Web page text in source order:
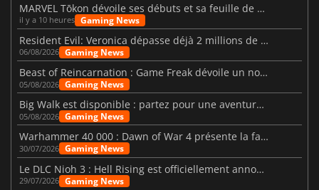
MARVEL Tōkon dévoile ses débuts et sa feuille de route
il y a 10 heures Gaming News
Resident Evil: Veronica dépasse déjà 2 millions de wishlists
06/08/2026 Gaming News
Beast of Reincarnation : Game Freak dévoile un nouveau pari
05/08/2026 Gaming News
Big Walk est disponible : partez pour une aventure entre amis
05/08/2026 Gaming News
Warhammer 40 000 : Dawn of War 4 présente la faction des Nécrons
30/07/2026 Gaming News
Le DLC Nioh 3 : Hell Rising est officiellement annoncé
29/07/2026 Gaming News